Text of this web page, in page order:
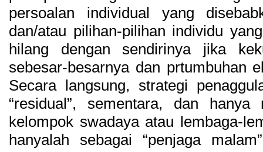
persoalan individual yang
dan/atau pilihan-pilihan individu
hilang dengan sendirinya jika
sebesar-besarnya dan prtumbuhan
Secara langsung, strategi
“residual”, sementara, dan hanya
kelompok swadaya atau lembaga-
hanyalah sebagai “penjaga